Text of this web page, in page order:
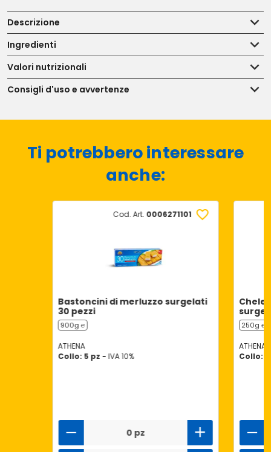
Descrizione
Ingredienti
Valori nutrizionali
Consigli d'uso e avvertenze
Ti potrebbero interessare
anche:
Cod. Art. 0006271101
Bastoncini di merluzzo surgelati
30 pezzi
900g ℮
ATHENA
Collo: 5 pz - IVA 10%
0 pz
Chele
250g ℮
ATHENA
Collo: